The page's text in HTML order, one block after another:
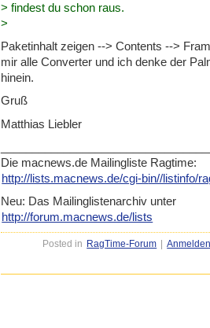
> findest du schon raus.
>
Paketinhalt zeigen --> Contents -->
mir alle Converter und ich denke der
hinein.
Gruß
Matthias Liebler
Die macnews.de Mailingliste Ragtime:
http://lists.macnews.de/cgi-bin//listinfo/
Neu: Das Mailinglistenarchiv unter
http://forum.macnews.de/lists
Posted in RagTime-Forum